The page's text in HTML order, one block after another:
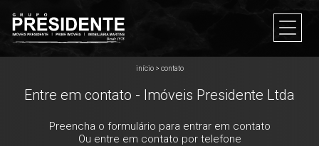
início> contato
Entre em contato - Imóveis Presidente Ltda
Preencha o formulário para entrar em contato
Ou entre em contato por telefone